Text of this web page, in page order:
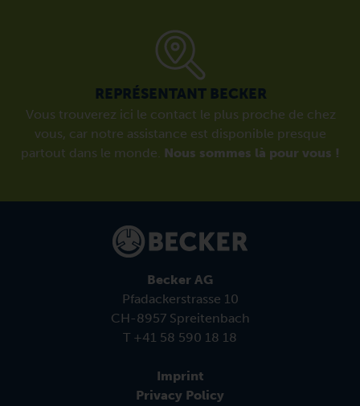
REPRÉSENTANT BECKER
Vous trouverez ici le contact le plus proche de chez
vous, car notre assistance est disponible presque
partout dans le monde. Nous sommes là pour vous !
Becker AG
Pfadackerstrasse 10
CH-8957 Spreitenbach
T +41 58 590 18 18
Imprint
Privacy Policy